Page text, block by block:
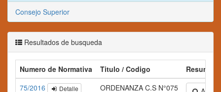
Consejo Superior
Resultados de busqueda
Numero de Normativa Titulo / Codigo
Resumen
75/2016
Detalle ORDENANZA C.S N°075